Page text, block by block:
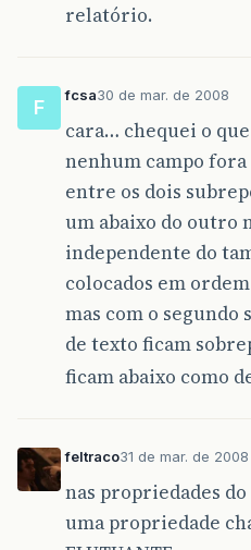
relatório.
F
fcsa30 de mar. de 2008
cara… chequei o
nenhum campo
entre os dois
um abaixo do outro
independente do
colocados em
mas com o
de texto ficam
ficam abaixo como
feltraco31 de mar. de 2008
nas propriedades
uma propriedade